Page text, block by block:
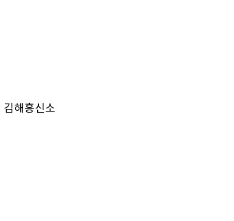
김해흥신소